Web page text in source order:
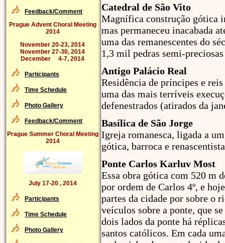
Feedback/Comment
Prague Advent Choral Meeting
2014
November 20-23, 2014
November 27-30, 2014
December 4-7, 2014
Participants
Time Schedule
Photo Gallery
Feedback/Comment
Prague Summer Choral Meeting
2014
July 17-20 , 2014
Participants
Time Schedule
Photo Gallery
Catedral de São Vito
Magnífica construção gótica
mas permaneceu inacabada
uma das remanescentes do
1,3 mil pedras semi-
Antigo Palácio Real
Residência de príncipes e
uma das mais terríveis
defenestrados (atirados da
Basílica de São Jorge
Igreja romanesca, ligada a
gótica, barroca e
Ponte Carlos Karluv Most
Essa obra gótica com 520 m
por ordem de Carlos 4º, e
partes da cidade por sobre o
veículos sobre a ponte, que
dois lados da ponte há
santos católicos. Em cada